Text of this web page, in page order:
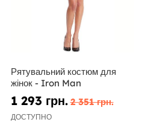
Рятувальний костюм для
жінок - Iron Man
1 293 грн. 2 351 грн.
ДОСТУПНО